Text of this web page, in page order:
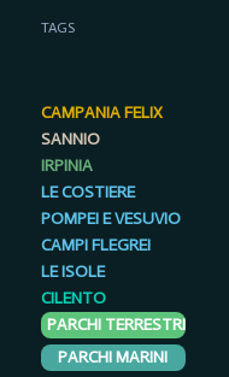
TAGS
CAMPANIA FELIX
SANNIO
IRPINIA
LE COSTIERE
POMPEI E VESUVIO
CAMPI FLEGREI
LE ISOLE
CILENTO
PARCHI TERRESTRI
PARCHI MARINI